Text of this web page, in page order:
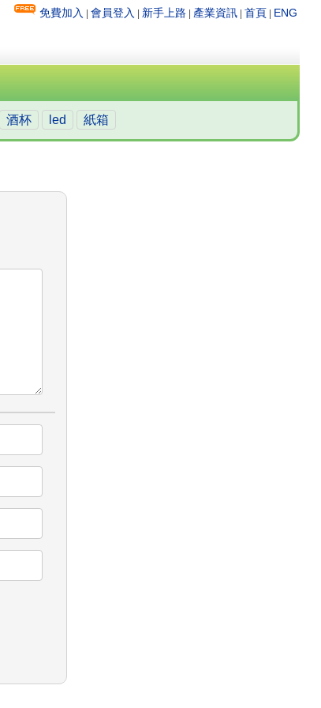
免費加入 |會員登入 新手上路 產業資訊 |首頁 ENG
酒杯 led 紙箱